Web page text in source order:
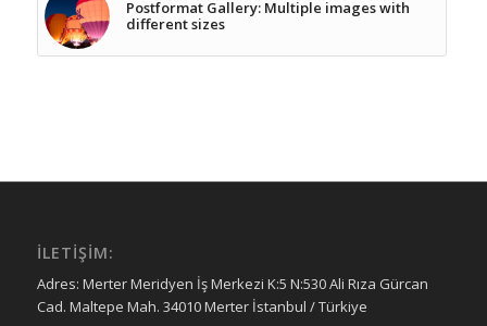
Postformat Gallery: Multiple images with
different sizes
İLETIŞIM:
Adres: Merter Meridyen İş Merkezi K:5 N:530 Ali Rıza Gürcan
Cad. Maltepe Mah. 34010 Merter İstanbul / Türkiye